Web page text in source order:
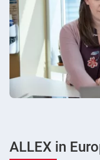
ALLEX in